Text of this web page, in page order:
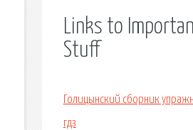
Links to
Stuff
Голицынский сборник
гдз